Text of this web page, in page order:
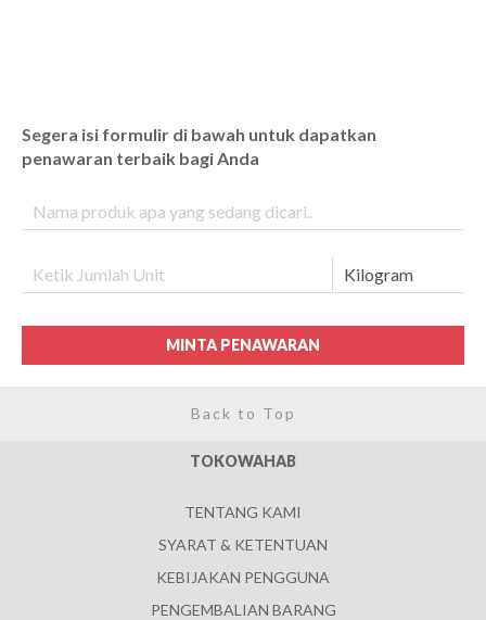
Segera isi formulir di bawah untuk dapatkan
penawaran terbaik bagi Anda
MINTA PENAWARAN
Back to Top
TOKOWAHAB
TENTANG KAMI
SYARAT & KETENTUAN
KEBIJAKAN PENGGUNA
PENGEMBALIAN BARANG